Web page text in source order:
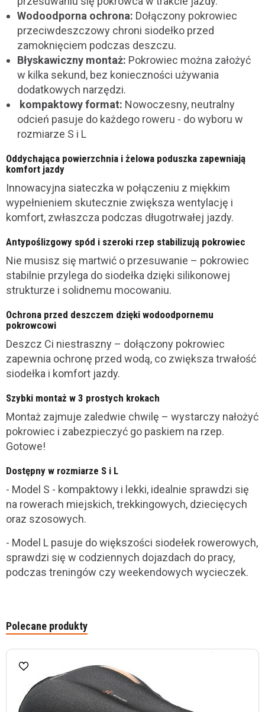
Wodoodporna ochrona: Dołączony pokrowiec
przeciwdeszczowy chroni siodełko przed
zamoknięciem podczas deszczu.
Błyskawiczny montaż: Pokrowiec można założyć
w kilka sekund, bez konieczności używania
dodatkowych narzędzi.
kompaktowy format: Nowoczesny, neutralny
odcień pasuje do każdego roweru - do wyboru w
rozmiarze S i L
Oddychająca powierzchnia i żelowa poduszka zapewniają
komfort jazdy
Innowacyjna siateczka w połączeniu z miękkim
wypełnieniem skutecznie zwiększa wentylację i
komfort, zwłaszcza podczas długotrwałej jazdy.
Antypoślizgowy spód i szeroki rzep stabilizują pokrowiec
Nie musisz się martwić o przesuwanie – pokrowiec
stabilnie przylega do siodełka dzięki silikonowej
strukturze i solidnemu mocowaniu.
Ochrona przed deszczem dzięki wodoodpornemu
pokrowcowi
Deszcz Ci niestraszny – dołączony pokrowiec
zapewnia ochronę przed wodą, co zwiększa trwałość
siodełka i komfort jazdy.
Szybki montaż w 3 prostych krokach
Montaż zajmuje zaledwie chwilę – wystarczy nałożyć
pokrowiec i zabezpieczyć go paskiem na rzep.
Gotowe!
Dostępny w rozmiarze S i L
- Model S - kompaktowy i lekki, idealnie sprawdzi się
na rowerach miejskich, trekkingowych, dziecięcych
oraz szosowych.
- Model L pasuje do większości siodełek rowerowych,
sprawdzi się w codziennych dojazdach do pracy,
podczas treningów czy weekendowych wycieczek.
Polecane produkty